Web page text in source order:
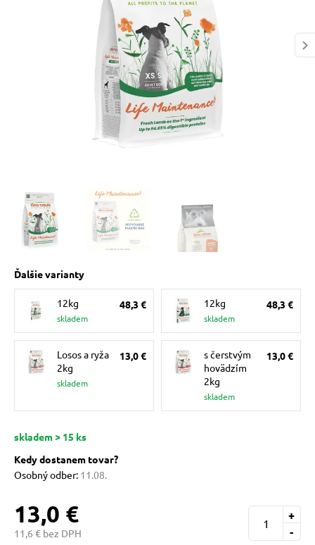
mačky
mačky
mačky
poukazy
Ďalšie varianty
12kg
skladem
48,3 € 12kg
skladem
48,3 €
Losos a ryža
2kg
skladem
13,0 €
s čerstvým
hovädzím
2kg
skladem
13,0 €
skladem > 15 ks
Kedy dostanem tovar?
Osobný odber: 11.08.
13,0 €
11,6 € bez DPH -
+